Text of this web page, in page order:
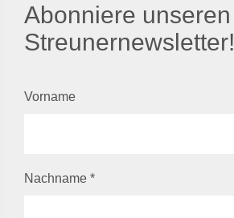
Abonniere unseren
Streunernewsletter!
Vorname
Nachname *